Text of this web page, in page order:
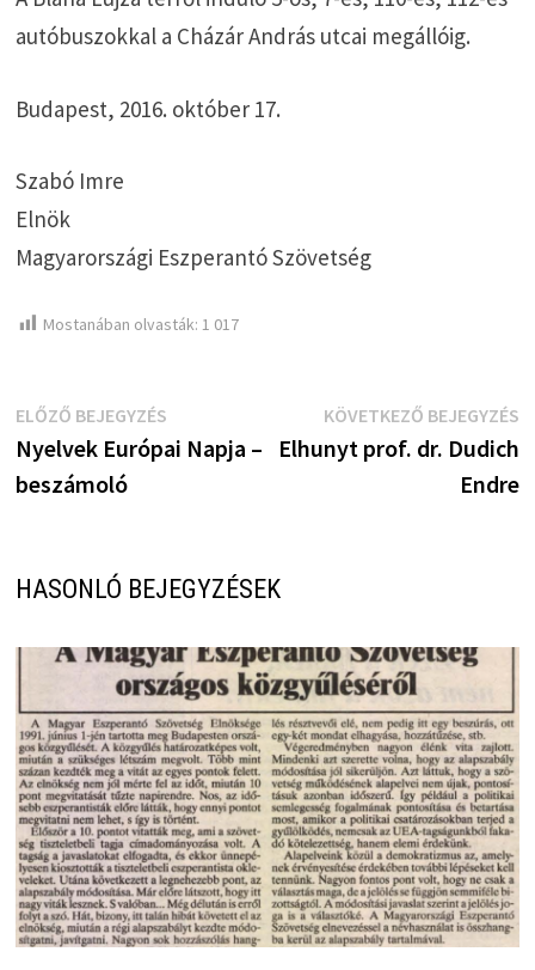
autóbuszokkal a Cházár András utcai megállóig.
Budapest, 2016. október 17.
Szabó Imre
Elnök
Magyarországi Eszperantó Szövetség
Mostanában olvasták: 1 017
Bejegyzés
navigáció
ELŐZŐ BEJEGYZÉSElőző
bejegyzés:
Nyelvek Európai Napja –
beszámoló
KÖVETKEZŐ BEJEGYZÉS
Elhunyt prof. dr. Dudich
Endre
HASONLÓ BEJEGYZÉSEK